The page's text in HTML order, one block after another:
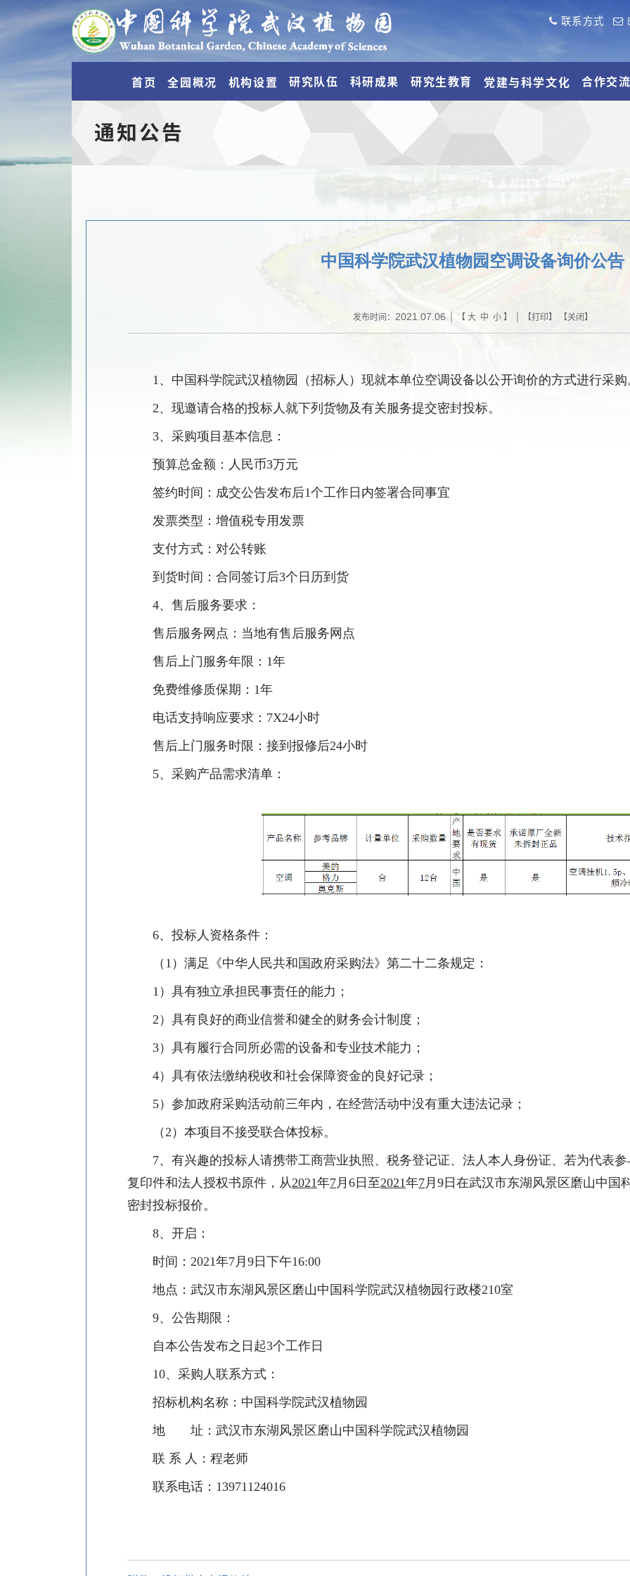
联系方式
首页 全园概况 机构设置 研究队伍 科研成果 研究生教育 党建与科学文化 合作交
通知公告
中国科学院武汉植物园空调设备询价公告
发布时间： 2021.07.06| 【 大 中 小】 | 【打印】 【关闭】
1 、中国科学院武汉植物园（招标人）现就本单位空调设备以公开询价的方式进行采购
2、现邀请合格的投标人就下列货物及有关服务提交密封投标。
3、采购项目基本信息：
预算总金额：人民币3万元
签约时间：成交公告发布后1个工作日内签署合同事宜
发票类型：增值税专用发票
支付方式：对公转账
到货时间：合同签订后3个日历到货
4、 售后服务要求：
售后服务网点：当地有售后服务网点
售后上门服务年限： 1年
免费维修质保期： 1年
电话支持响应要求： 7X24小时
售后上门服务时限：接到报修后24小时
5、 采购产品需求清单：
6、 投标人资格条件：
（ 1 ）满足《中华人民共和国政府采购法》第二十二条规定：
1 ）具有独立承担民事责任的能力；
2 ）具有良好的商业信誉和健全的财务会计制度；
3）具有履行合同所必需的设备和专业技术能力；
4）具有依法缴纳税收和社会保障资金的良好记录；
5）参加政府采购活动前三年内，在经营活动中没有重大违法记录；
（ 2 ）本项目不接受联合体投标。
7、有兴趣的投标人请携带工商营业执照、税务登记证、法人本人身份证、若为代表
复印件和法人授权书原件，从2021年7 月 6日至2021年7 月 9日在武汉市东湖风景区磨山中国
密封投标报价。
8、开启：
时间： 2021年7 月 9日下午16:00
地点：武汉市东湖风景区磨山中国科学院武汉植物园行政楼210室
9、 公告期限：
自本公告发布之日起3个工作日
10、 采购人联系方式：
招标机构名称：中国科学院武汉植物园
地 址：武汉市东湖风景区磨山中国科学院武汉植物园
联 系 人：程老师
联系电话： 13971124016